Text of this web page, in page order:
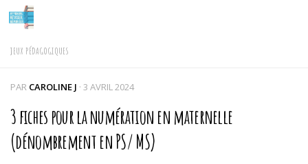
Skip to content
JEUX PÉDAGOGIQUES
PAR CAROLINE J · 3 AVRIL 2024
3 fiches pour la numération en maternelle
(dénombrement en PS/ MS)